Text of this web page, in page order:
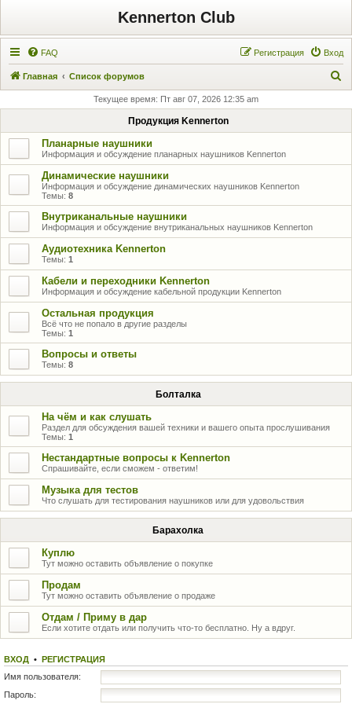
Kennerton Club
FAQ Вход
Регистрация
Главная Список форумов
с
Текущее время: Пт авг 07, 2026 12:35 am
Продукция Kennerton
Планарные наушники
Информация и обсуждение планарных наушников Kennerton
Динамические наушники
Информация и обсуждение динамических наушников Kennerton
Темы: 8
Внутриканальные наушники
Информация и обсуждение внутриканальных наушников Kennerton
Аудиотехника Kennerton
Темы: 1
Кабели и переходники Kennerton
Информация и обсуждение кабельной продукции Kennerton
Остальная продукция
Всё что не попало в другие разделы
Темы: 1
Вопросы и ответы
Темы: 8
Болталка
На чём и как слушать
Раздел для обсуждения вашей техники и вашего опыта прослушивания
Темы: 1
Нестандартные вопросы к Kennerton
Спрашивайте, если сможем - ответим!
Музыка для тестов
Что слушать для тестирования наушников или для удовольствия
Барахолка
Куплю
Тут можно оставить объявление о покупке
Продам
Тут можно оставить объявление о продаже
Отдам / Приму в дар
Если хотите отдать или получить что-то бесплатно. Ну а вдруг.
ВХОД • РЕГИСТРАЦИЯ
Имя пользователя:
Пароль: